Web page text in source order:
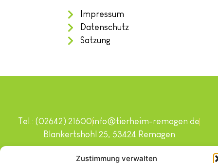
Zustimmung verwalten
Impressum
Datenschutz
Satzung
Copyright © 2024. Alle Rechte vorbehalten.
Tel.: (02642) 21600info@tierheim-remagen.de
Blankertshohl 25, 53424 Remagen